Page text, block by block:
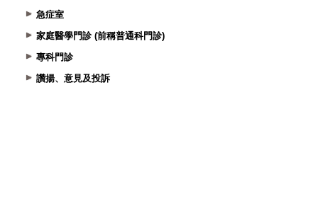
急症室
家庭醫學門診 (前稱普通科門診)
專科門診
讚揚、意見及投訴